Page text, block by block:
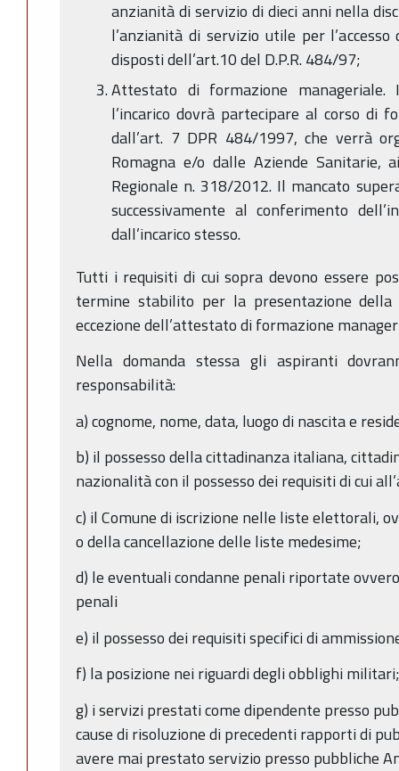
anzianità di servizio di dieci anni nella
l’anzianità di servizio utile per
disposti dell’art.10 del D.P.R. 484/97;
Attestato di formazione
l’incarico dovrà partecipare al corso di
dall’art. 7 DPR 484/1997, che verrà
Romagna e/o dalle Aziende Sanitarie,
Regionale n. 318/2012. Il mancato
successivamente al conferimento
dall’incarico stesso.
Tutti i requisiti di cui sopra devono essere
termine stabilito per la presentazione della
eccezione dell’attestato di formazione
Nella domanda stessa gli aspiranti
responsabilità:
a) cognome, nome, data, luogo di nascita e
b) il possesso della cittadinanza italiana,
nazionalità con il possesso dei requisiti di cui
c) il Comune di iscrizione nelle liste elettorali,
o della cancellazione delle liste medesime;
d) le eventuali condanne penali riportate
penali
e) il possesso dei requisiti specifici di
f) la posizione nei riguardi degli obblighi militari;
g) i servizi prestati come dipendente presso
cause di risoluzione di precedenti rapporti di
avere mai prestato servizio presso pubbliche